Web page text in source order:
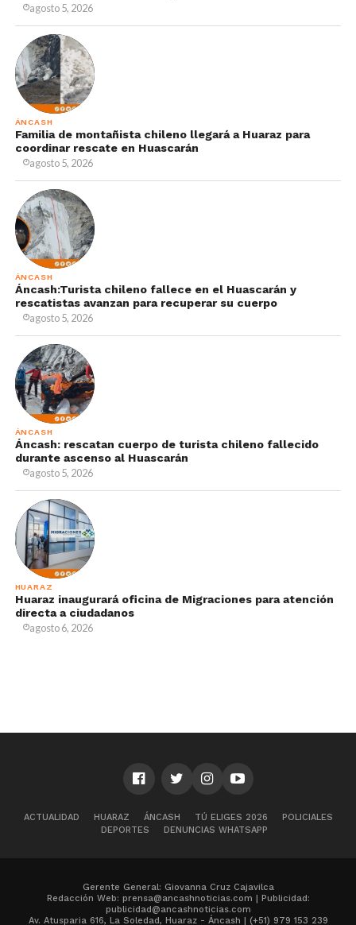
agosto 5, 2026
ÁNCASH
Familia de montañista chileno llegará a Huaraz para
coordinar rescate en Huascarán
agosto 5, 2026
ÁNCASH
Áncash:Turista chileno fallece en el Huascarán y
rescatistas avanzan para recuperar su cuerpo
agosto 5, 2026
ÁNCASH
Áncash: rescatan cuerpo de turista chileno fallecido
durante ascenso al Huascarán
agosto 5, 2026
HUARAZ
Huaraz inaugurará oficina de Migraciones para atención
directa a ciudadanos
agosto 6, 2026
ACTUALIDAD HUARAZ ÁNCASH TÚ ELIGES 2026
POLICIALES
DEPORTES
DENUNCIAS WHATSAPP
Gerente General: Giovanna Cruz Cajavilca
Redacción Web: prensa@ancashnoticias.com | Publicidad:
publicidad@ancashnoticias.com
Av. Atusparia 616, La Soledad, Huaraz - Áncash | (+51) 979 153 239